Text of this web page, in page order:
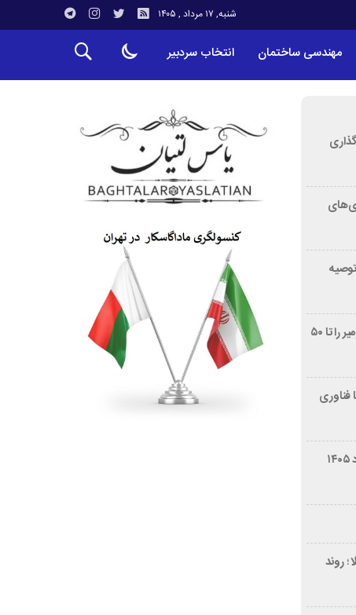
شنبه, ۱۷ مرداد , ۱۴۰۵
مهندسی ساختمان انتخاب سردبیر
غربالگری سرطان روده بزرگ مرگ‌ومیر را تا ۵۰
شرایط فروش سایپا کوییک S مرداد ۱۴۰۵
روند